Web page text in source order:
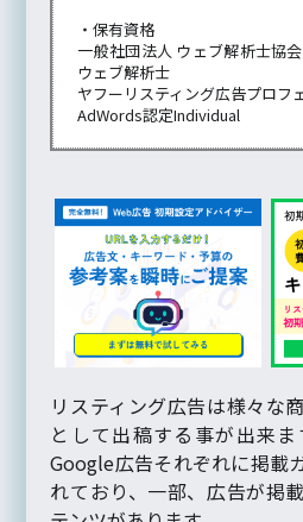
・保有資格
一般社団法人 ウェブ解析士協
ウェブ解析士
ヤフーリスティング広告プロフ
AdWords認定Individual
リスティング広告は様々な
として出稿する事が出来ま
Google広告それぞれに掲載
れており、一部、広告が掲